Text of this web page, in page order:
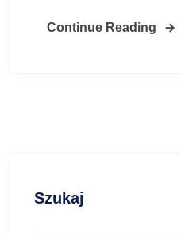
Continue Reading
Szukaj